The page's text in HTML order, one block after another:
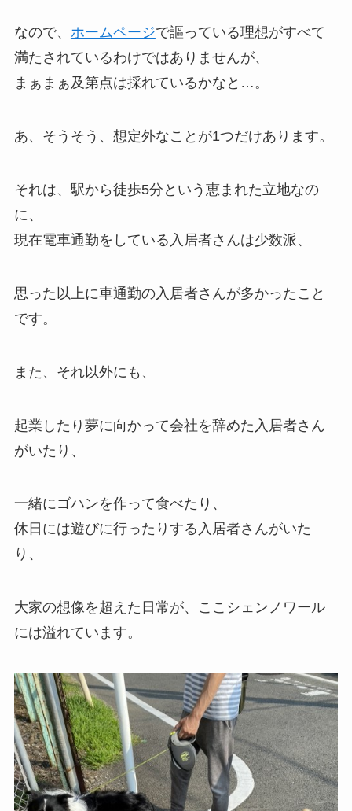
なので、 ホームページで謳っている理想がすべて
満たされているわけではありませんが、
まぁまぁ及第点は採れているかなと…。
あ、そうそう、想定外なことが1つだけあります。
それは、駅から徒歩5分という恵まれた立地なの
に、
現在電車通勤をしている入居者さんは少数派、
思った以上に車通勤の入居者さんが多かったこと
です。
また、それ以外にも、
起業したり夢に向かって会社を辞めた入居者さん
がいたり、
一緒にゴハンを作って食べたり、
休日には遊びに行ったりする入居者さんがいた
り、
大家の想像を超えた日常が、ここシェンノワール
には溢れています。